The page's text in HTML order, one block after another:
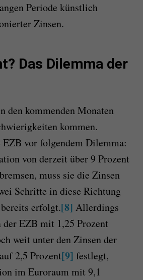
Periode künstlich
Zinsen.
Das Dilemma der
den kommenden Monaten
kommen.
vor folgendem Dilemma:
von derzeit über 9 Prozent
muss sie die Zinsen
Schritte in diese Richtung
erfolgt.[8] Allerdings
EZB mit 1,25 Prozent
weit unter den Zinsen der
2,5 Prozent[9] festlegt,
im Euroraum mit 9,1